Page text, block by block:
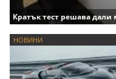
Кратък тест решава дали
НОВИНИ